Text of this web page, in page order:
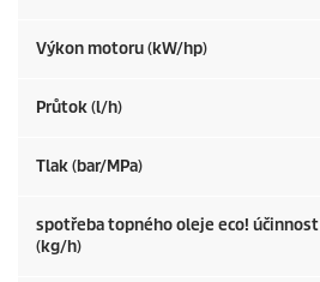
Výkon motoru (kW/hp)
Průtok (l/h)
Tlak (bar/MPa)
spotřeba topného oleje eco! účinnost
(kg/h)